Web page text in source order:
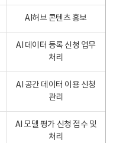
AI허브 콘텐츠 홍보
AI 데이터 등록 신청 업무
처리
AI 공간 데이터 이용 신청
관리
AI 모델 평가 신청 접수 및
처리